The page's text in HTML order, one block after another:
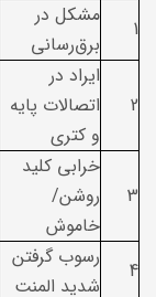
1
مشکل در
برق‌رسانی
2
ایراد در
اتصالات پایه
و کتری
3
خرابی کلید
روشن/
خاموش
4
رسوب گرفتن
شدید المنت